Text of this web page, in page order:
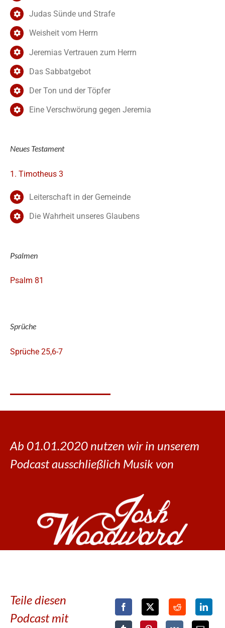
Judas Sünde und Strafe
Weisheit vom Herrn
Jeremias Vertrauen zum Herrn
Das Sabbatgebot
Der Ton und der Töpfer
Eine Verschwörung gegen Jeremia
Neues Testament
1. Timotheus 3
Leiterschaft in der Gemeinde
Die Wahrheit unseres Glaubens
Psalmen
Psalm 81
Sprüche
Sprüche 25,6-7
Ab 01.01.2020 nutzen wir in unserem
Podcast ausschließlich Musik von
Teile diesen
Podcast mit